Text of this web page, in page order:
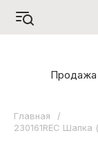
А - Я
Odyssey
Продажа
Главная
/
230161REC